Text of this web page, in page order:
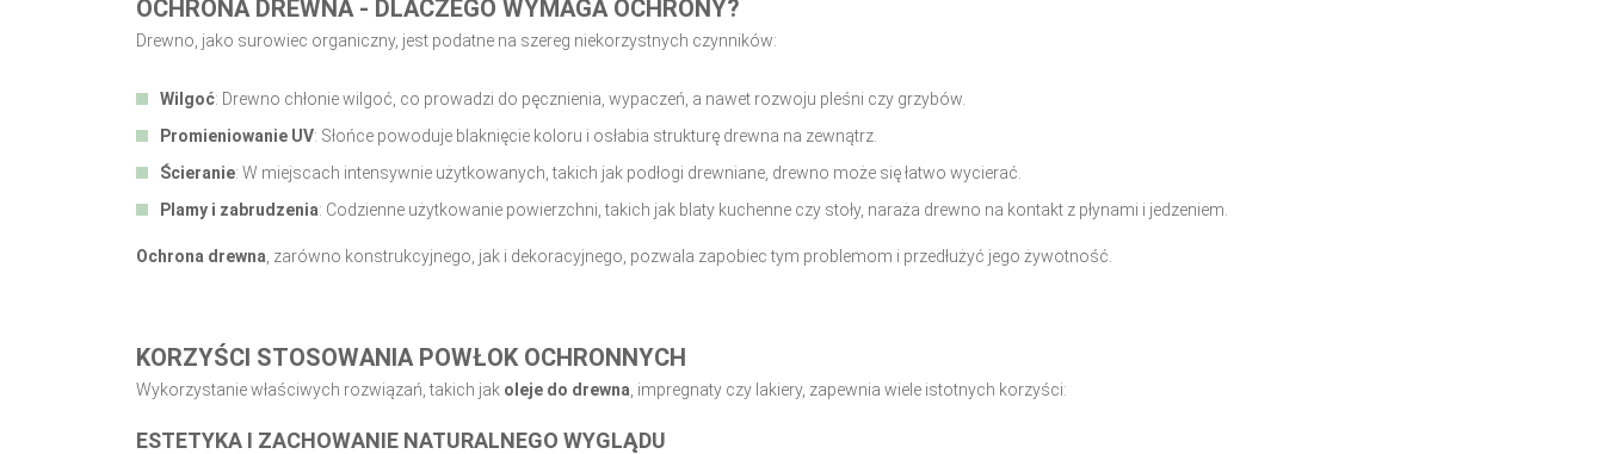
OCHRONA DREWNA - DLACZEGO WYMAGA OCHRONY?
Drewno, jako surowiec organiczny, jest podatne na szereg niekorzystnych czynników:
Wilgoć: Drewno chłonie wilgoć, co prowadzi do pęcznienia, wypaczeń, a nawet rozwoju pleśni czy grzybów.
Promieniowanie UV: Słońce powoduje blaknięcie koloru i osłabia strukturę drewna na zewnątrz.
Ścieranie: W miejscach intensywnie użytkowanych, takich jak podłogi drewniane, drewno może się łatwo wycierać.
Plamy i zabrudzenia: Codzienne użytkowanie powierzchni, takich jak blaty kuchenne czy stoły, naraża drewno na kontakt z płynami i jedzeniem.
Ochrona drewna , zarówno konstrukcyjnego, jak i dekoracyjnego, pozwala zapobiec tym problemom i przedłużyć jego żywotność.
KORZYŚCI STOSOWANIA POWŁOK OCHRONNYCH
Wykorzystanie właściwych rozwiązań, takich jak oleje do drewna , impregnaty czy lakiery, zapewnia wiele istotnych korzyści:
ESTETYKA I ZACHOWANIE NATURALNEGO WYGLĄDU